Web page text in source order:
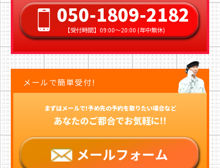
050-1809-2182
【受付時間】09:00〜20:00 (年中無休)
メールで簡単受付!
まずはメールで!予め先の予約を取りたい場合など
あなたのご都合でお気軽に!!